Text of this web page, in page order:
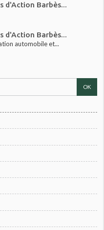
d'Action Barbès...
d'Action Barbès...
automobile et...